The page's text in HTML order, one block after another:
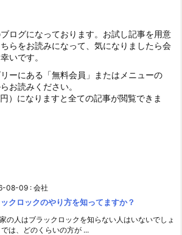
ログになっております。お試し記事を用意
らをお読みになって、気になりましたら会
いです。
ーにある「無料会員」またはメニューの
お読みください。
）になりますと全ての記事が閲覧できま
08-09 : 会社
クロックのやり方を知ってますか？
の人はブラックロックを知らない人はいないでしょ
では、どのくらいの方が ...